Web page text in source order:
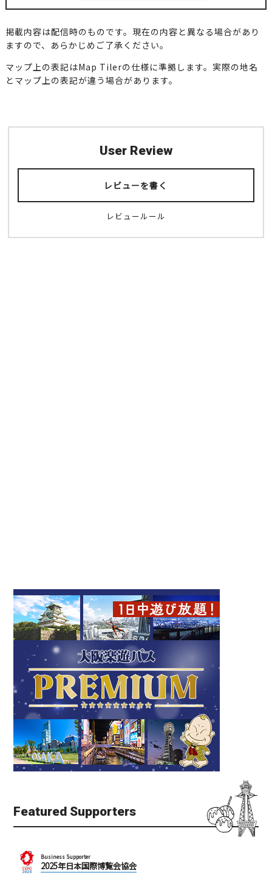
掲載内容は配信時のものです。現在の内容と異なる場合があり
ますので、あらかじめご了承ください。
マップ上の表記はMap Tilerの仕様に準拠します。実際の地名
とマップ上の表記が違う場合があります。
User Review
レビューを書く
レビュールール
Featured Supporters
Business Supporter
2025年日本国際博覧会協会